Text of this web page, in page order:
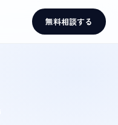
無料相談する